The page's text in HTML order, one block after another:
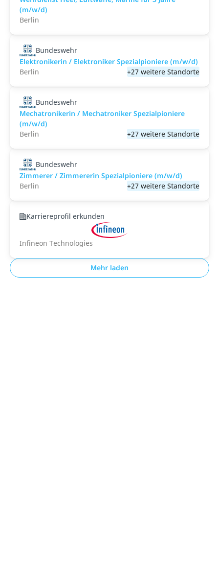
(m/w/d)
Berlin
Bundeswehr
Elektronikerin / Elektroniker Spezialpioniere (m/w/d)
Berlin
+27 weitere Standorte
Bundeswehr
Mechatronikerin / Mechatroniker Spezialpioniere
(m/w/d)
Berlin
+27 weitere Standorte
Bundeswehr
Zimmerer / Zimmererin Spezialpioniere (m/w/d)
Berlin
+27 weitere Standorte
Karriereprofil erkunden
Infineon Technologies
Mehr laden